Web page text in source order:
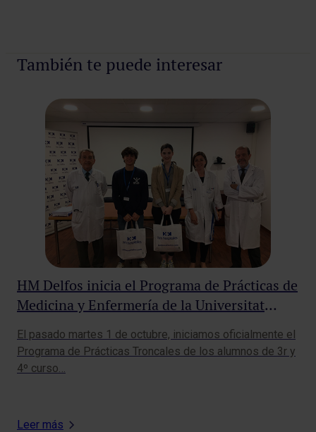
También te puede interesar
HM Delfos inicia el Programa de Prácticas de
Medicina y Enfermería de la Universitat
El pasado martes 1 de octubre, iniciamos oficialmente el
Programa de Prácticas Troncales de los alumnos de 3r y
4º curso…
Leer más